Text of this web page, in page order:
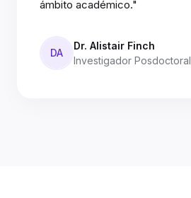
ámbito académico."
DA
Dr. Alistair Finch
Investigador Posdoctoral